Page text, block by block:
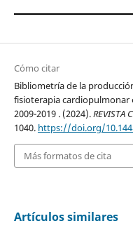
Cómo citar
Bibliometría de la
fisioterapia cardiopulmonar
2009-2019 . (2024).REVISTA
1040. https://doi.org/
Más formatos de cita
Artículos similares